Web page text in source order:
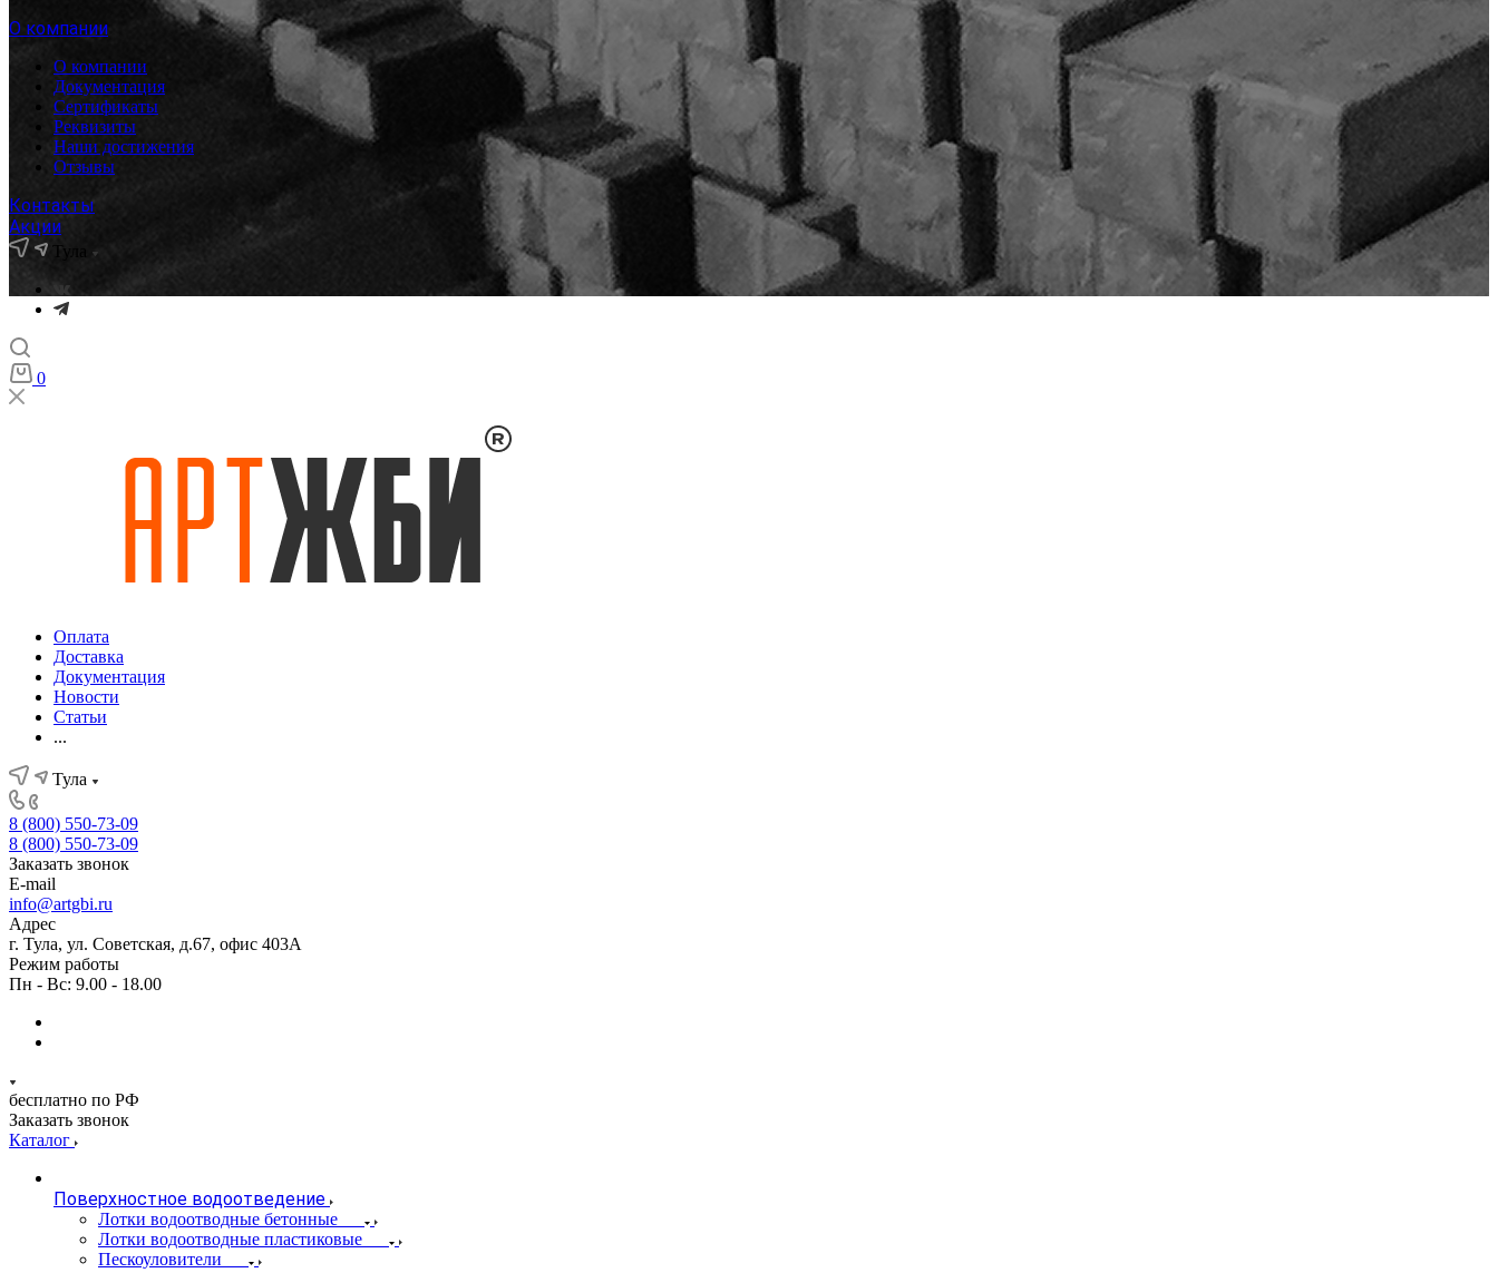
О компании
О компании
Документация
Сертификаты
Реквизиты
Наши достижения
Отзывы
Контакты
Акции
Тула
0
Оплата
Доставка
Документация
Новости
Статьи
...
Тула
8 (800) 550-73-09
8 (800) 550-73-09
Заказать звонок
E-mail
info@artgbi.ru
Адрес
г. Тула, ул. Советская, д.67, офис 403А
Режим работы
Пн - Вс: 9.00 - 18.00
бесплатно по РФ
Заказать звонок
Каталог
Поверхностное водоотведение
Лотки водоотводные бетонные
Лотки водоотводные пластиковые
Пескоуловители